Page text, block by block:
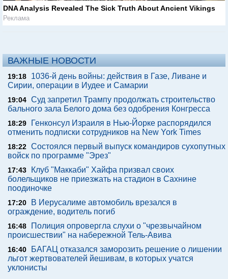
DNA Analysis Revealed The Sick Truth About Ancient Vikings
Реклама
ВАЖНЫЕ НОВОСТИ
19:18
1036-й день войны: действия в Газе, Ливане и
Сирии, операции в Иудее и Самарии
19:04 Суд запретил Трампу продолжать строительство
бального зала Белого дома без одобрения Конгресса
18:29
Генконсул Израиля в Нью-Йорке распорядился
отменить подписки сотрудников на New York Times
18:22 Состоялся первый выпуск командиров сухопутных
войск по программе "Эрез"
17:43
Клуб "Маккаби" Хайфа призвал своих
болельщиков не приезжать на стадион в Сахнине
поодиночке
17:20
В Иерусалиме автомобиль врезался в
ограждение, водитель погиб
16:48
Полиция опровергла слухи о "чрезвычайном
происшествии" на набережной Тель-Авива
16:40
БАГАЦ отказался заморозить решение о лишении
льгот жертвователей йешивам, в которых учатся
уклонисты